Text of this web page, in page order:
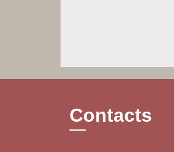
Contacts